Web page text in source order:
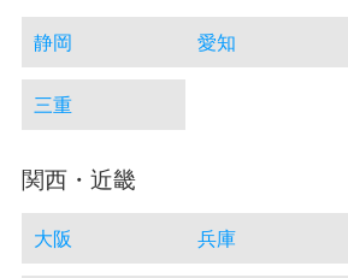
静岡 愛知
三重
関西・近畿
大阪 兵庫